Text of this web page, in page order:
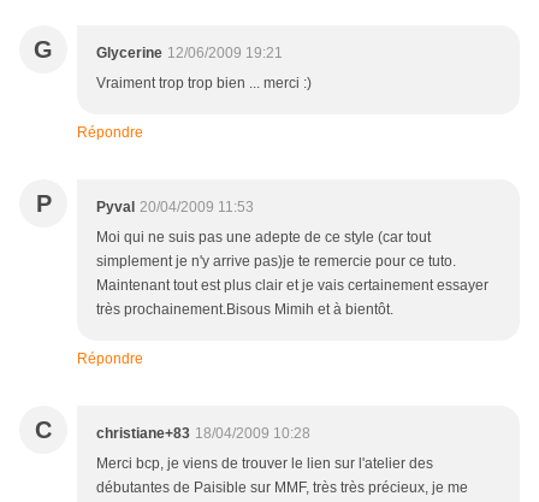
G Glycerine 12/06/2009 19:21
Vraiment trop trop bien ... merci :)
Répondre
P Pyval 20/04/2009 11:53
Moi qui ne suis pas une adepte de ce style (car tout
simplement je n'y arrive pas)je te remercie pour ce tuto.
Maintenant tout est plus clair et je vais certainement essayer
très prochainement.Bisous Mimih et à bientôt.
Répondre
C christiane+83 18/04/2009 10:28
Merci bcp, je viens de trouver le lien sur l'atelier des
débutantes de Paisible sur MMF, très très précieux, je me